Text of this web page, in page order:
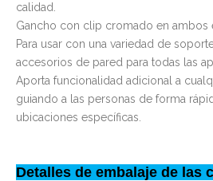
calidad.
Gancho con clip cromado en ambos
Para usar con una variedad de
accesorios de pared para todas las
Aporta funcionalidad adicional a
guiando a las personas de forma
ubicaciones específicas.
Detalles de embalaje de las